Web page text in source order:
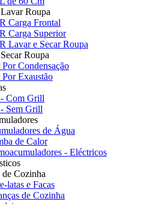
Roupa
Carga Frontal
Carga Superior
Lavar e Secar Roupa
Roupa
Condensação
Exaustão
Com Grill
Sem Grill
de Água
de Calor
- Eléctricos
Cozinha
latas e Facas
de Cozinha